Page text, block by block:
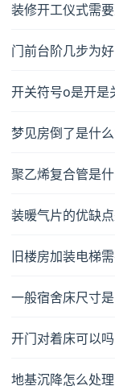
装修开工仪式需
门前台阶几步为好
开关符号o是开是
梦见房倒了是什
聚乙烯复合管是
装暖气片的优缺
旧楼房加装电梯
一般宿舍床尺寸
开门对着床可以吗
地基沉降怎么处理